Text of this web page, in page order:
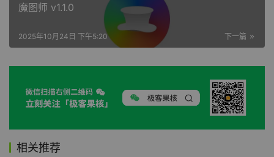
魔图师 v1.1.0
下一篇
2025年10月24日 下午5:20
相关推荐